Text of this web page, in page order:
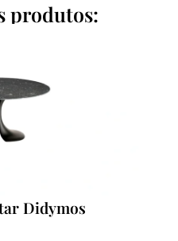
produtos:
Didymos